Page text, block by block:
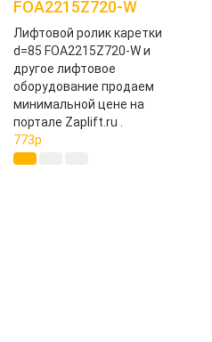
FOA2215Z720-W
Лифтовой ролик каретки
d=85 FOA2215Z720-W и
другое лифтовое
оборудование продаем
минимальной цене на
портале Zaplift.ru .
773p